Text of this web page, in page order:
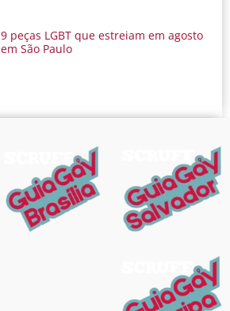
9 peças LGBT que estreiam em agosto
em São Paulo